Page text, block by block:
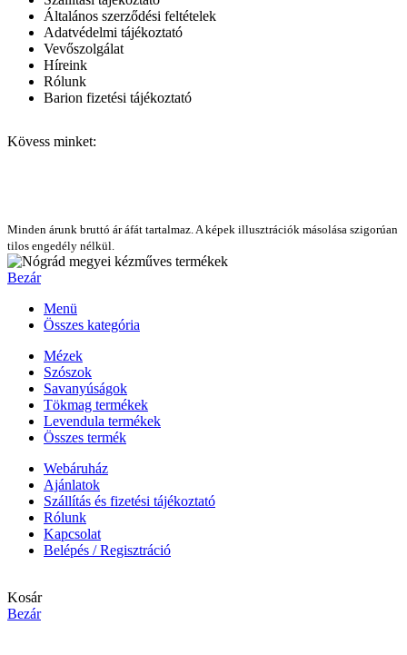
Általános szerződési feltételek
Adatvédelmi tájékoztató
Vevőszolgálat
Híreink
Rólunk
Barion fizetési tájékoztató
Kövess minket:
Minden árunk bruttó ár áfát tartalmaz. A képek illusztrációk másolása szigorúan
tilos engedély nélkül.
Bezár
Menü
Összes kategória
Mézek
Szószok
Savanyúságok
Tökmag termékek
Levendula termékek
Összes termék
Webáruház
Ajánlatok
Szállítás és fizetési tájékoztató
Rólunk
Kapcsolat
Belépés / Regisztráció
Kosár
Bezár